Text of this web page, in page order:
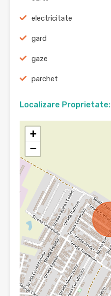
electricitate
gard
gaze
parchet
Localizare Proprietate:
+
−